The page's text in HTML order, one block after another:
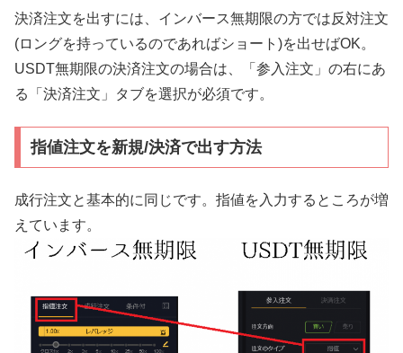
決済注文を出すには、インバース無期限の方では反対注文
(ロングを持っているのであればショート)を出せばOK。
USDT無期限の決済注文の場合は、「参入注文」の右にあ
る「決済注文」タブを選択が必須です。
指値注文を新規/決済で出す方法
成行注文と基本的に同じです。指値を入力するところが増
えています。